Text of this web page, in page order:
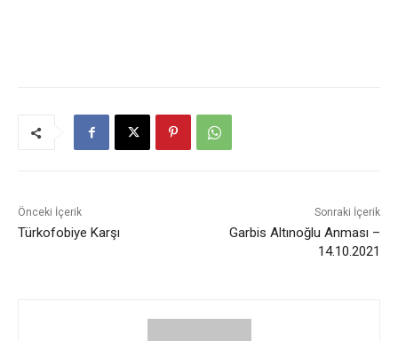
Önceki İçerik
Türkofobiye Karşı
Sonraki İçerik
Garbis Altınoğlu Anması –
14.10.2021